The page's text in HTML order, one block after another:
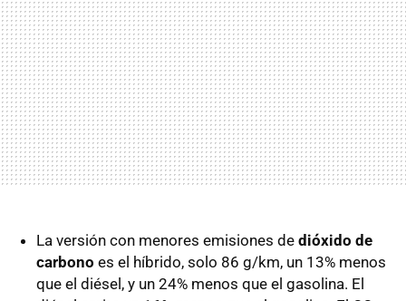
La versión con menores emisiones de dióxido de
carbono es el híbrido, solo 86 g/km, un 13% menos
que el diésel, y un 24% menos que el gasolina. El